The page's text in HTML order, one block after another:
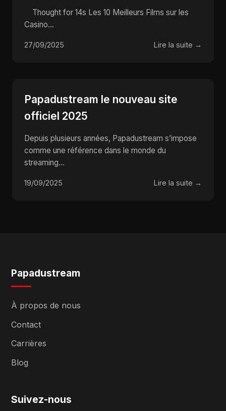
Tours de Carte qui Font Rêver !
Casino...
27/09/2025 Lire la suite →
Papadustream le nouveau site
officiel 2025
Depuis plusieurs années, Papadustream s’impose
comme une référence dans le monde du
streaming...
19/09/2025 Lire la suite →
Papadustream
À propos de nous
Contact
Carrières
Blog
Suivez-nous